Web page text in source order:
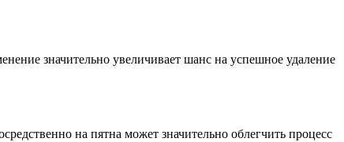
значительно увеличивает шанс на успешное удаление
на пятна может значительно облегчить процесс